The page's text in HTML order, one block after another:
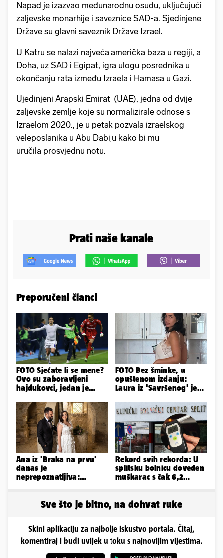
Napad je izazvao međunarodnu osudu, uključujući
zaljevske monarhije i saveznice SAD-a. Sjedinjene
Države su glavni saveznik Države Izrael.
U Katru se nalazi najveća američka baza u regiji, a
Doha, uz SAD i Egipat, igra ulogu posrednika u
okončanju rata između Izraela i Hamasa u Gazi.
Ujedinjeni Arapski Emirati (UAE), jedna od dvije
zaljevske zemlje koje su normalizirale odnose s
Izraelom 2020., je u petak pozvala izraelskog
veleposlanika u Abu Dabiju kako bi mu
uručila prosvjednu notu.
Prati naše kanale
Preporučeni članci
FOTO Sjećate li se mene?
Ovo su zaboravljeni
hajdukovci, jedan je
FOTO Bez šminke, u
opuštenom izdanju:
Laura iz 'Savršenog' je
odmora
Ana iz 'Braka na prvu'
danas je
neprepoznatljiva:
Rekord svih rekorda: U
splitsku bolnicu doveden
muškarac s čak 6,2
Sve što je bitno, na dohvat ruke
Skini aplikaciju za najbolje iskustvo portala. Čitaj,
komentiraj i budi uvijek u toku s najnovijim vijestima.